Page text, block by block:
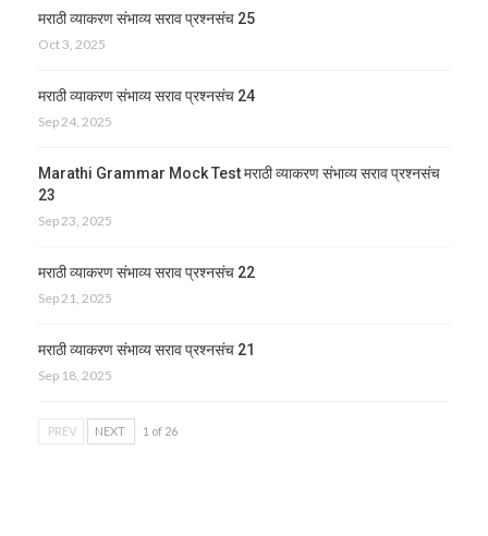
मराठी व्याकरण संभाव्य सराव प्रश्नसंच 25
Oct 3, 2025
मराठी व्याकरण संभाव्य सराव प्रश्नसंच 24
Sep 24, 2025
Marathi Grammar Mock Test मराठी व्याकरण संभाव्य सराव प्रश्नसंच
23
Sep 23, 2025
मराठी व्याकरण संभाव्य सराव प्रश्नसंच 22
Sep 21, 2025
मराठी व्याकरण संभाव्य सराव प्रश्नसंच 21
Sep 18, 2025
PREV NEXT 1 of 26